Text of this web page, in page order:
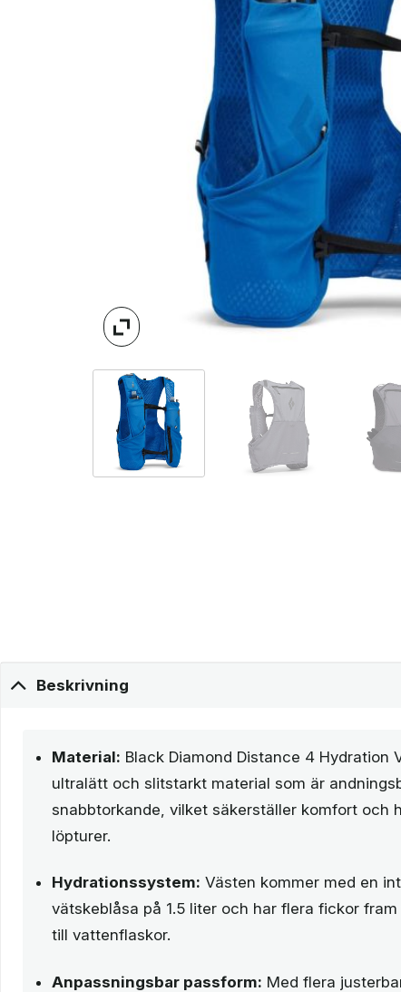
Beskrivning
Material: Black Diamond Distance 4 Hydration
ultralätt och slitstarkt material som är
snabbtorkande, vilket säkerställer komfort och
löpturer.
Hydrationssystem: Västen kommer med en
vätskeblåsa på 1.5 liter och har flera fickor
till vattenflaskor.
Anpassningsbar passform: Med flera